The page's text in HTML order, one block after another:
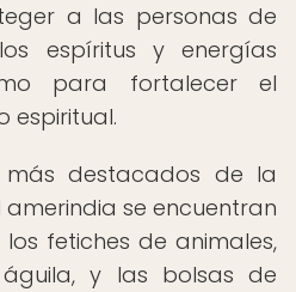
a las personas de
espíritus y energías
para fortalecer el
espiritual.
más destacados de la
se encuentran
fetiches de animales,
y las bolsas de